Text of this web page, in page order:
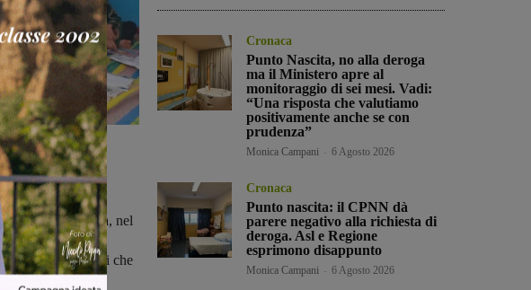
i trenta
pareti in muratura, nel
maggiormente
delle due docenti che
la
Cronaca
Punto Nascita, no alla deroga
ma il Ministero apre al
monitoraggio di sei mesi. Vadi:
“Una risposta che valutiamo
positivamente anche se con
prudenza”
Monica Campani 6 Agosto 2026
Cronaca
Punto nascita: il CPNN dà
parere negativo alla richiesta di
deroga. Asl e Regione
esprimono disappunto
Monica Campani 6 Agosto 2026